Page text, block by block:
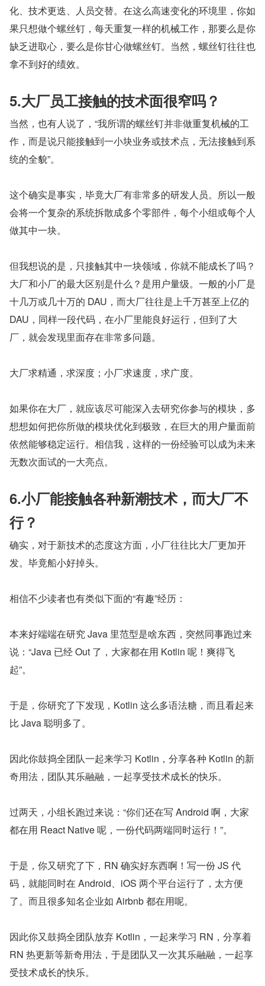
化、技术更迭、人员交替。在这么高速变化的环境里，你如
果只想做个螺丝钉，每天重复一样的机械工作，那要么是你
缺乏进取心，要么是你甘心做螺丝钉。当然，螺丝钉往往也
拿不到好的绩效。
5.大厂员工接触的技术面很窄吗？
当然，也有人说了，“我所谓的螺丝钉并非做重复机械的工
作，而是说只能接触到一小块业务或技术点，无法接触到系
统的全貌”。
这个确实是事实，毕竟大厂有非常多的研发人员。所以一般
会将一个复杂的系统拆散成多个零部件，每个小组或每个人
做其中一块。
但我想说的是，只接触其中一块领域，你就不能成长了吗？
大厂和小厂的最大区别是什么？是用户量级。一般的小厂是
十几万或几十万的 DAU，而大厂往往是上千万甚至上亿的
DAU，同样一段代码，在小厂里能良好运行，但到了大
厂，就会发现里面存在非常多问题。
大厂求精通，求深度；小厂求速度，求广度。
如果你在大厂，就应该尽可能深入去研究你参与的模块，多
想想如何把你所做的模块优化到极致，在巨大的用户量面前
依然能够稳定运行。相信我，这样的一份经验可以成为未来
无数次面试的一大亮点。
6.小厂能接触各种新潮技术，而大厂不
行？
确实，对于新技术的态度这方面，小厂往往比大厂更加开
发。毕竟船小好掉头。
相信不少读者也有类似下面的“有趣”经历：
本来好端端在研究 Java 里范型是啥东西，突然同事跑过来
说：“Java 已经 Out 了，大家都在用 Kotlin 呢！爽得飞
起”。
于是，你研究了下发现，Kotlin 这么多语法糖，而且看起来
比 Java 聪明多了。
因此你鼓捣全团队一起来学习 Kotlin，分享各种 Kotlin 的新
奇用法，团队其乐融融，一起享受技术成长的快乐。
过两天，小组长跑过来说：“你们还在写 Android 啊，大家
都在用 React Native 呢，一份代码两端同时运行！”。
于是，你又研究了下，RN 确实好东西啊！写一份 JS 代
码，就能同时在 Android、iOS 两个平台运行了，太方便
了。而且很多知名企业如 Airbnb 都在用呢。
因此你又鼓捣全团队放弃 Kotlin，一起来学习 RN，分享着
RN 热更新等新奇用法，于是团队又一次其乐融融，一起享
受技术成长的快乐。